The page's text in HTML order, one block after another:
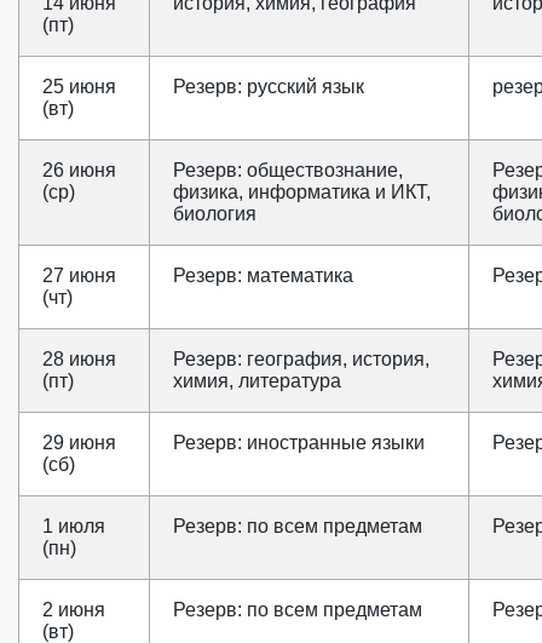
(пт)
25 июня
(вт)
Резерв: русский язык
26 июня
(ср)
Резерв: обществознание,
физика, информатика и ИКТ,
биология
27 июня
(чт)
Резерв: математика
28 июня
(пт)
Резерв: география, история,
химия, литература
29 июня
(сб)
Резерв: иностранные языки
1 июля
(пн)
Резерв: по всем предметам
2 июня
(вт)
Резерв: по всем предметам